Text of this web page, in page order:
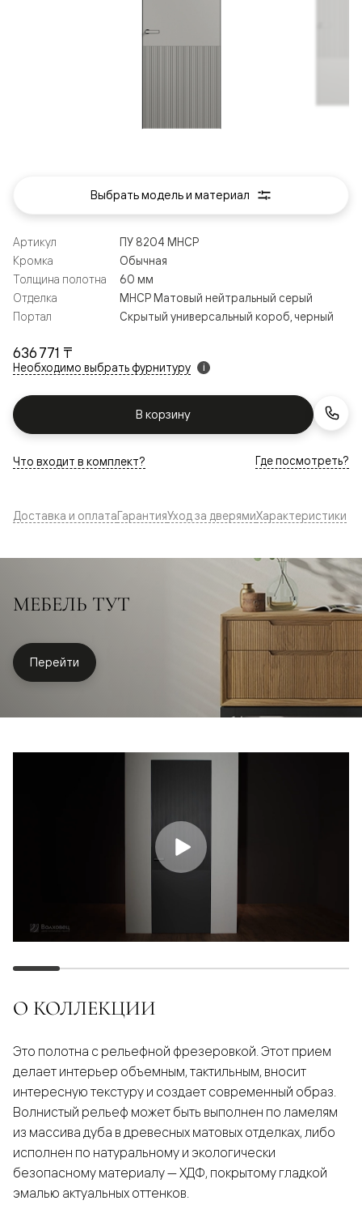
636 771 ₸
Необходимо выбрать фурнитуру i
В корзину
Артикул
ПУ 8204 МНСР
Кромка
Обычная
Толщина полотна
60 мм
Отделка
МНСР Матовый нейтральный серый
Портал
Скрытый универсальный короб, черный
Что входит в комплект? Где посмотреть?
Выбрать модель и материал
Доставка и оплатаГарантияУход за дверямиХарактеристики
МЕБЕЛЬ ТУТ
Перейти
О КОЛЛЕКЦИИ
Это полотна с рельефной фрезеровкой. Этот прием
делает интерьер объемным, тактильным, вносит
интересную текстуру и создает современный образ.
Волнистый рельеф может быть выполнен по ламелям
из массива дуба в древесных матовых отделках, либо
исполнен по натуральному и экологически
безопасному материалу — ХДФ, покрытому гладкой
эмалью актуальных оттенков.